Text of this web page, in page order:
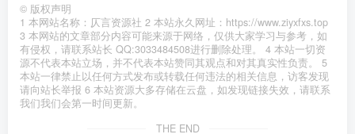
© 版权声明
1 本网站名称：仄言资源社 2 本站永久网址：https://www.ziyxfxs.top
3 本网站的文章部分内容可能来源于网络，仅供大家学习与参考，如
有侵权，请联系站长 QQ:3033484508进行删除处理。 4 本站一切资
源不代表本站立场，并不代表本站赞同其观点和对其真实性负责。 5
本站一律禁止以任何方式发布或转载任何违法的相关信息，访客发现
请向站长举报 6 本站资源大多存储在云盘，如发现链接失效，请联系
我们我们会第一时间更新。
THE END